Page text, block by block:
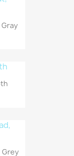
Grey